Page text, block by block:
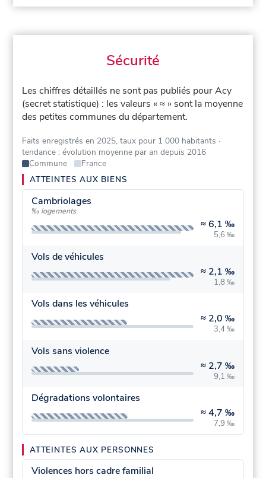
Sécurité
Les chiffres détaillés ne sont pas publiés pour Acy
(secret statistique) : les valeurs « ≈ » sont la moyenne
des petites communes du département.
Faits enregistrés en 2025, taux pour 1 000 habitants ·
tendance : évolution moyenne par an depuis 2016
Commune
France
ATTEINTES AUX BIENS
Cambriolages
‰ logements
≈6,1 ‰
5,6 ‰
Vols de véhicules
≈ 2,1 ‰
1,8 ‰
Vols dans les véhicules
≈ 2,0 ‰
3,4 ‰
Vols sans violence
≈ 2,7 ‰
9,1 ‰
Dégradations volontaires
≈4,7 ‰
7,9 ‰
ATTEINTES AUX PERSONNES
Violences hors cadre familial